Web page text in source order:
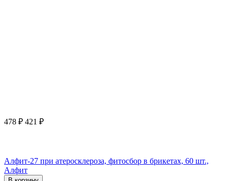
478 ₽ 421 ₽
Алфит-27 при атеросклероза, фитосбор в брикетах, 60 шт.,
Алфит